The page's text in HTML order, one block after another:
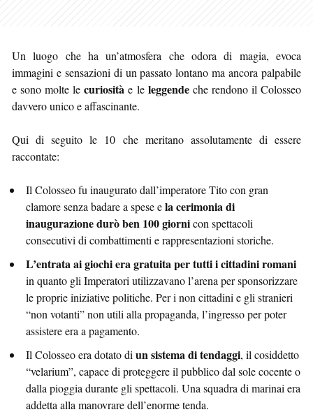
Un luogo che ha un’atmosfera che odora di magia, evoca
immagini e sensazioni di un passato lontano ma ancora palpabile
e sono molte lecuriosità e le leggendeche rendono il Colosseo
davvero unico e affascinante.
Qui di seguito le 10 che meritano assolutamente di essere
raccontate:
Il Colosseo fu inaugurato dall’imperatore Tito con gran
clamore senza badare a spese ela cerimonia di
inaugurazione durò ben 100 giornicon spettacoli
consecutivi di combattimenti e rappresentazioni storiche.
L’entrata ai giochi era gratuita per tutti i cittadini romani
in quanto gli Imperatori utilizzavano l’arena per sponsorizzare
le proprie iniziative politiche. Per i non cittadini e gli stranieri
“non votanti” non utili alla propaganda, l’ingresso per poter
assistere era a pagamento.
Il Colosseo era dotato di un sistema di tendaggi, il cosiddetto
“velarium”, capace di proteggere il pubblico dal sole cocente o
dalla pioggia durante gli spettacoli. Una squadra di marinai era
addetta alla manovrare dell’enorme tenda.